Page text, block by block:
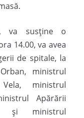
va susţine o
14.00, va avea
de spitale, la
ministrul
ministrul
Apărării
şi ministrul